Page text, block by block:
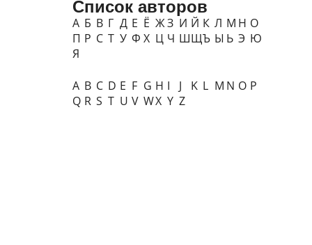
Список авторов
А Б В Г Д Е Ё ЖЗ И Й К Л М Н О
П Р С Т У Ф Х Ц Ч ШЩЪ Ы Ь Э Ю
Я
A B C D E F G H I J K L M N O P
Q R S T U V WX Y Z